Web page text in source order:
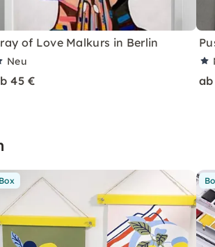
of Love Malkurs in Berlin
Neu
45 €
Box